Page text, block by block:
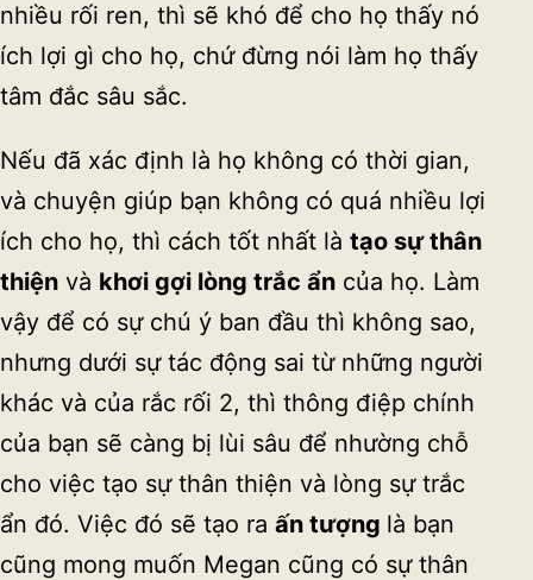
nhiều rối ren, thì sẽ khó để cho họ thấy nó
ích lợi gì cho họ, chứ đừng nói làm họ thấy
tâm đắc sâu sắc.
Nếu đã xác định là họ không có thời gian,
và chuyện giúp bạn không có quá nhiều lợi
ích cho họ, thì cách tốt nhất là tạo sựthân
thiện và khơi gợi lòng trắc ẩn của họ. Làm
vậy để có sự chú ý ban đầu thì không sao,
nhưng dưới sự tác động sai từ những người
khác và của rắc rối 2, thì thông điệp chính
của bạn sẽ càng bị lùi sâu để nhường chỗ
cho việc tạo sự thân thiện và lòng sự trắc
ẩn đó. Việc đó sẽ tạo ra ấn tượng là bạn
cũng mong muốn Megan cũng có sự thân